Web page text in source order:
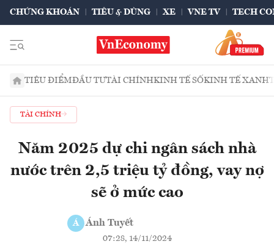
CHỨNG KHOÁN TIÊU & DÙNG XE VNE TV TECH
TIÊU ĐIỂMĐẦU TƯTÀI CHÍNHKINH TẾ SỐKINH TẾ XANH
TÀI CHÍNH
Năm 2025 dự chi ngân sách nhà
nước trên 2,5 triệu tỷ đồng, vay nợ
sẽ ở mức cao
Á Ánh Tuyết
07:28, 14/11/2024